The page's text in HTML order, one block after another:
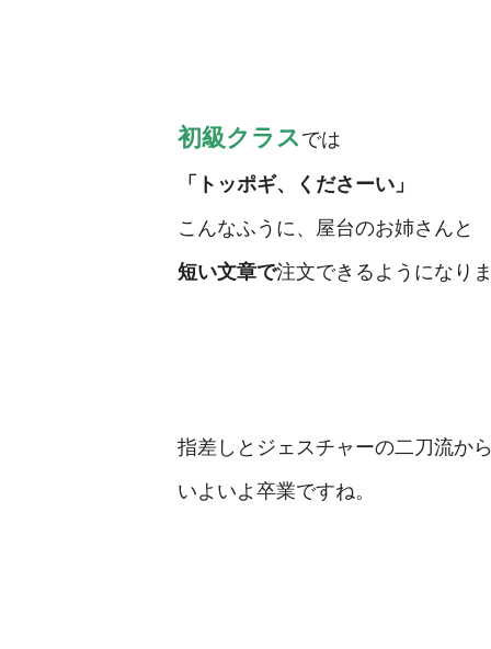
初級クラス では
「トッポギ、くださーい」
こんなふうに、屋台のお姉さんと
短い文章で注文できるようになり
指差しとジェスチャーの二刀流か
いよいよ卒業ですね。